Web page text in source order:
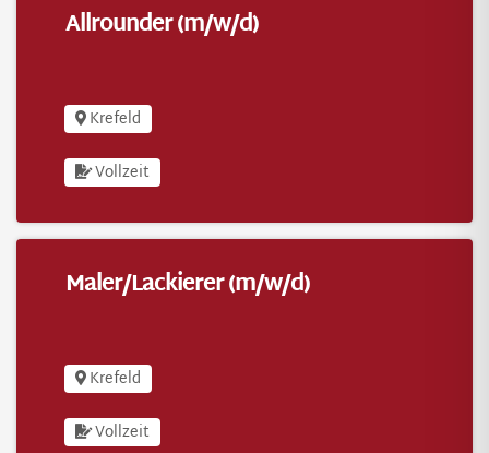
Allrounder (m/w/d)
Allrounder (m/w/d)
Krefeld
Vollzeit
Maler/Lackierer (m/w/d)
Maler/Lackierer (m/w/d)
Krefeld
Vollzeit